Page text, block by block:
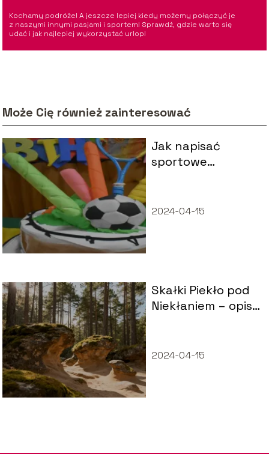
Kochamy podróże! A jeszcze lepiej kiedy możemy połączyć je
z naszymi innymi pasjami i sportem! Sprawdź, gdzie warto się
udać i jak najlepiej wykorzystać urlop!
Może Cię również zainteresować
Jak napisać
sportowe
2024-04-15
Skałki Piekło pod
Niekłaniem – opis,
2024-04-15